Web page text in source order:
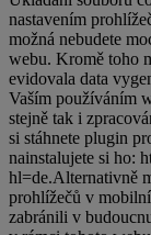
nastavením
možná nebudete
webu. Kromě toho
evidovala data
Vaším používáním
stejně tak i
si stáhnete plugin
nainstalujete si ho:
hl=de.Alternativně
prohlížečů v
zabránili v